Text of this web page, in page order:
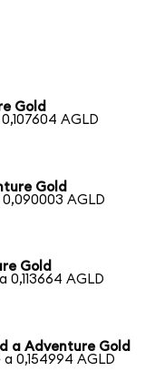
Gold
AGLD
Gold
0,090003 AGLD
Gold
0,113664 AGLD
a Adventure Gold
a 0,154994 AGLD